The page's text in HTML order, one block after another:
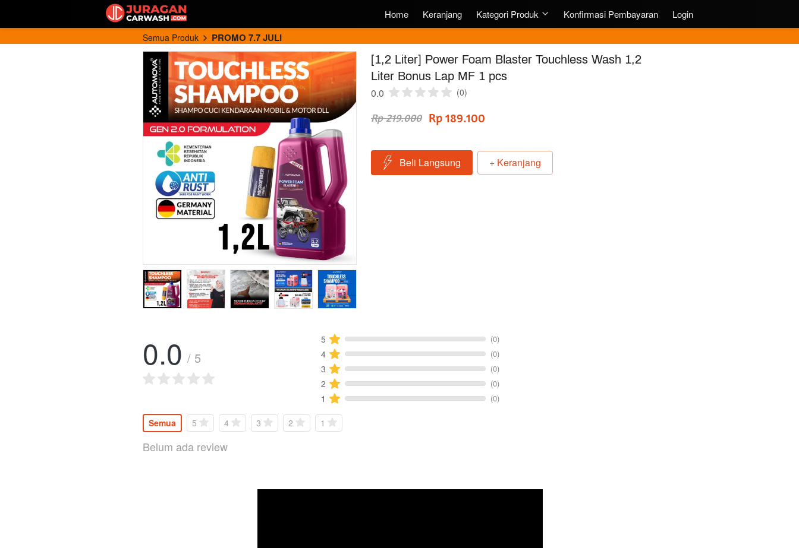
Home Keranjang Kategori Produk Konfirmasi Pembayaran Login
Semua Produk
PROMO 7.7 JULI
[1,2 Liter] Power Foam Blaster Touchless Wash 1,2
Liter Bonus Lap MF 1 pcs
0.0 (0)
Rp 219.000 Rp 189.100
` Beli Langsung `+ Keranjang
0.0 / 5
5 (0)
4 (0)
3 (0)
2 (0)
1 (0)
Semua 5 4 3 2 1
Belum ada review